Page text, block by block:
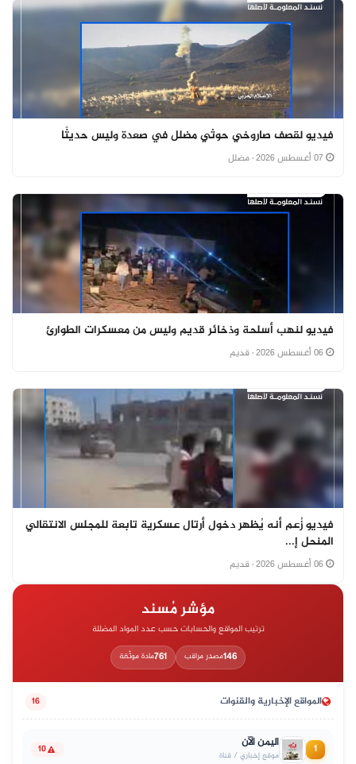
فيديو لقصف صاروخي حوثي مضلل في صعدة وليس حديثًا
· مضلل
فيديو لنهب أسلحة وذخائر قديم وليس من معسكرات الطوارئ
· قديم
فيديو زُعم أنه يُظهر دخول أرتال عسكرية تابعة للمجلس الانتقالي
المنحل إ...
· قديم
مؤشر مُسند
ترتيب المواقع والحسابات حسب عدد المواد المضللة
146مصدر مراقب 761مادة موثّقة
المواقع الإخبارية والقنوات 16
1 اليمن الآن
موقع إخباري / قناة 10